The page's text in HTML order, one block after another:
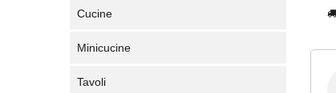
Cucine
Minicucine
Tavoli